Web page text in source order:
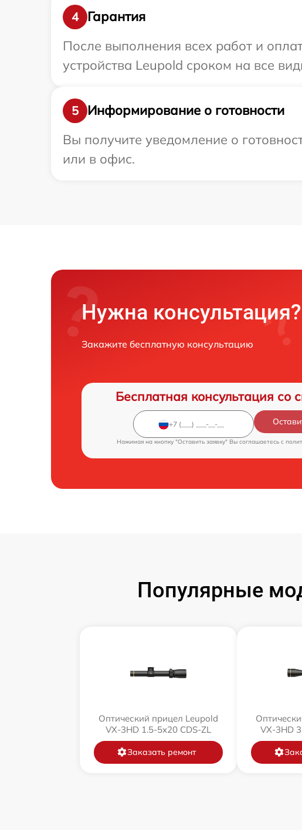
4
Гарантия
После выполнения всех работ и
устройства Leupold сроком на все
5
Информирование о готовности
Вы получите уведомление о
или в офис.
Нужна консультация?
Закажите бесплатную консультацию
Бесплатная консультация со
Нажимая на кнопку "Оставить заявку" Вы соглашаетесь c
Популярные
Оптический прицел Leupold
VX-3HD 1.5-5x20 CDS-ZL
Заказать ремонт
VX-3HD